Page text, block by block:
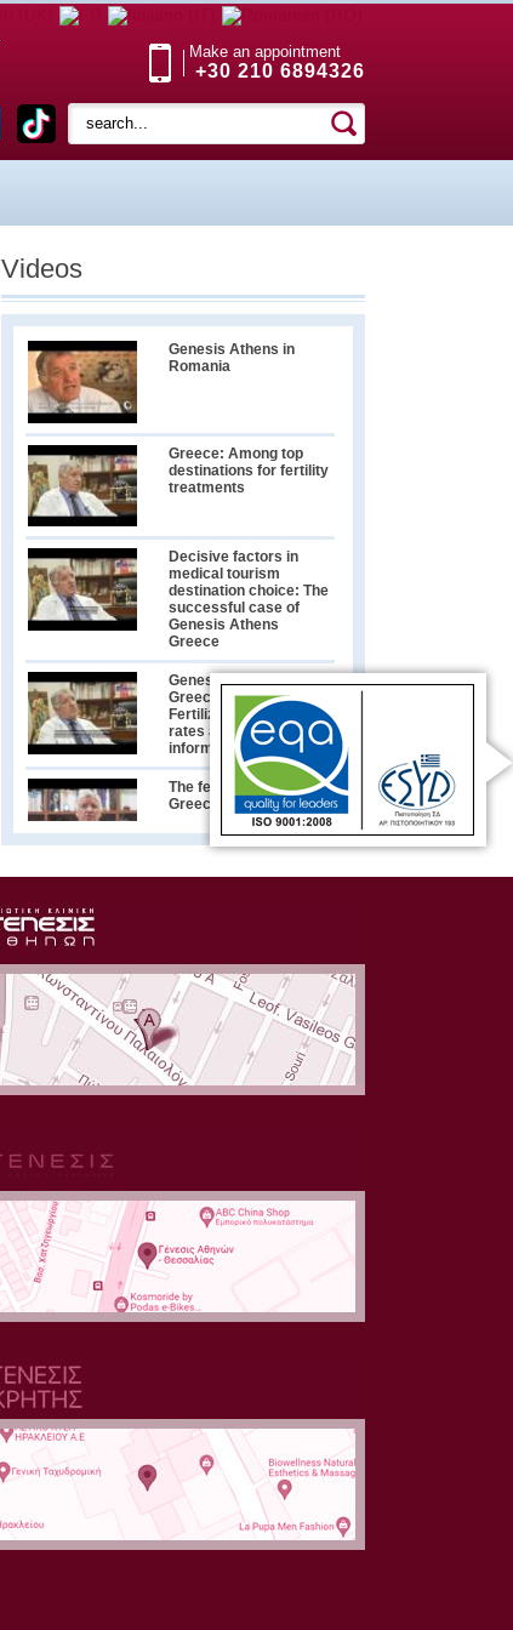
Make an appointment
+30 210 6894326
Videos
Genesis Athens in
Romania
Greece: Among top
destinations for fertility
treatments
Decisive factors in
medical tourism
destination choice: The
successful case of
Genesis Athens
Greece
Genesis Athens
Greece & In Vitro
Fertilization- Success
rates and other useful
information
The fertility market in
Greece
Συνέντευξη με τον
Γυναικολόγο-
Μαιευτήρα Δρ.
Κωνσταντίνο Πάντο
ΕΛΛΗΝΙΚΗ ΕΤΑΙΡΕΙΑ
ΑΝΑΠΑΡΑΓΩΓΙΚΗΣ
ΙΑΤΡΙΚΗΣ @ΑΝΤ1
ΜΕΤΑ ΑΠΟ 20
ΕΡΧΟΝTAI ΣΤΗΝ
ΕΛΛΑΔΑ ΓΙΑ
ΕΞΩΣΩΜΑΤΙΚΗ
@ΑΝΤ1
ΥΓΙΗ ΠΑΙΔΙΑ ΧΑΡΗ ΣΤΗ
ΠΡΟΟΔΟ ΤΗΣ